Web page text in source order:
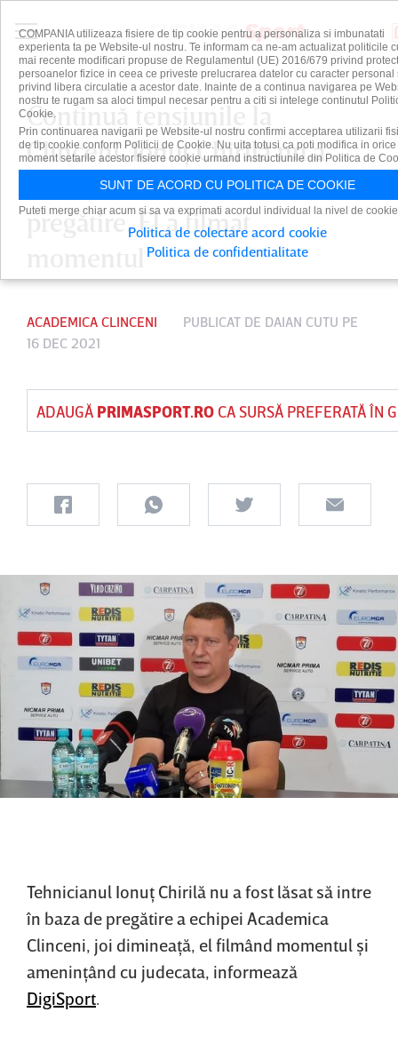
Continuă tensiunile la
Clinceni. Ionuţ Chirilă nu a
fost lăsat să intre în baza de
pregătire. El a filmat
ACADEMICA CLINCENI PUBLICAT DE DAIAN CUTU PE
16 DEC 2021
ADAUGĂ PRIMASPORT.ROCA SURSĂ PREFERATĂ ÎN
Tehnicianul Ionuţ Chirilă nu a fost lăsat să intre
în baza de pregătire a echipei Academica
Clinceni, joi dimineaţă, el filmând momentul şi
ameninţând cu judecata, informează
DigiSport.
COMPANIA utilizeaza fisiere de tip cookie pentru a personaliza si imbunatati
experienta ta pe Website-ul nostru. Te informam ca ne-am actualizat politicile
mai recente modificari propuse de Regulamentul (UE) 2016/679 privind
persoanelor fizice in ceea ce priveste prelucrarea datelor cu caracter personal
privind libera circulatie a acestor date. Inainte de a continua navigarea pe
nostru te rugam sa aloci timpul necesar pentru a citi si intelege continutul
Cookie.
Prin continuarea navigarii pe Website-ul nostru confirmi acceptarea utilizarii
de tip cookie conform Politicii de Cookie. Nu uita totusi ca poti modifica in orice
moment setarile acestor fisiere cookie urmand instructiunile din Politica de
SUNT DE ACORD CU POLITICA DE COOKIE
Puteti merge chiar acum si sa va exprimati acordul individual la nivel de
Politica de colectare acord cookie
Politica de confidentialitate